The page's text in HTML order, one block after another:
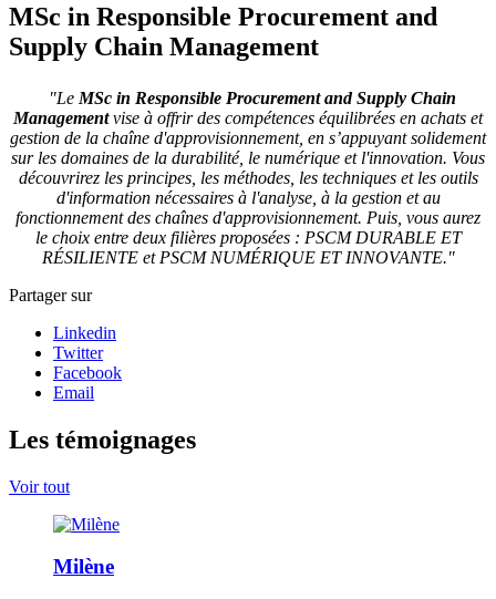
MSc in Responsible Procurement and
Supply Chain Management
"Le MSc in Responsible Procurement and Supply Chain
Managementvise à offrir des compétences équilibrées en achats et
gestion de la chaîne d'approvisionnement, en s’appuyant solidement
sur les domaines de la durabilité, le numérique et l'innovation. Vous
découvrirez les principes, les méthodes, les techniques et les outils
d'information nécessaires à l'analyse, à la gestion et au
fonctionnement des chaînes d'approvisionnement. Puis, vous aurez
le choix entre deux filières proposées : PSCM DURABLE ET
RÉSILIENTE et PSCM NUMÉRIQUE ET INNOVANTE."
Partager sur
Linkedin
Twitter
Facebook
Email
Les témoignages
Voir tout
Milène